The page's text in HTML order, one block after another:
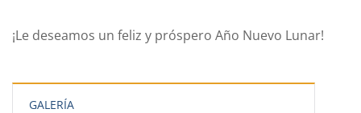
¡Le deseamos un feliz y próspero Año Nuevo Lunar!
GALERÍA